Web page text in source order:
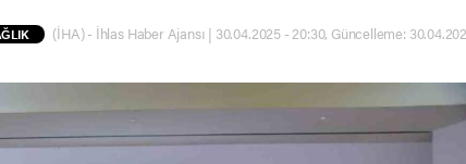
(İHA) - İhlas Haber Ajansı | 30.04.2025 - 20:30, Güncelleme: